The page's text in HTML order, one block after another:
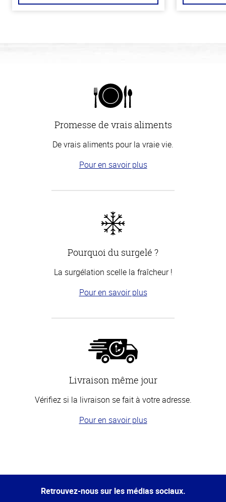
Promesse de vrais aliments
De vrais aliments pour la vraie vie.
Pour en savoir plus
Pourquoi du surgelé ?
La surgélation scelle la fraîcheur !
Pour en savoir plus
Livraison même jour
Vérifiez si la livraison se fait à votre adresse.
Pour en savoir plus
de la
Retrouvez-nous sur les médias sociaux.